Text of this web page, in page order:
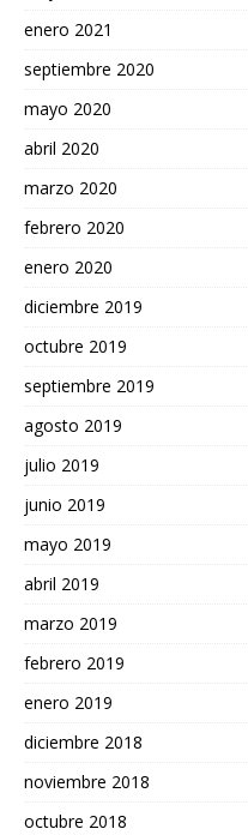
enero 2021
septiembre 2020
mayo 2020
abril 2020
marzo 2020
febrero 2020
enero 2020
diciembre 2019
octubre 2019
septiembre 2019
agosto 2019
julio 2019
junio 2019
mayo 2019
abril 2019
marzo 2019
febrero 2019
enero 2019
diciembre 2018
noviembre 2018
octubre 2018